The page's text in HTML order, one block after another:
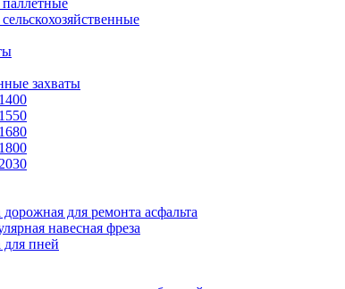
захваты
для ремонта асфальта
навесная фреза
для пней